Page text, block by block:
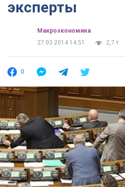
эксперты
Mакроэкономика
27.03.2014 14:51
2,7 т.
0